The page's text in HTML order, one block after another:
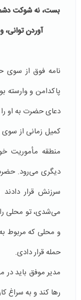
بست، نه شوكت
آوردن توانى،
نامه فوق از سوی
پاکدامن و وارسته
دعای حضرت به او
کمیل زمانی از
منطقه مأموریت
دیگری می‌رود.
سرزنش قرار
می‌شدی، تو محلی
و محلی که مربوط
حمله قرار دادی.
مدیر موفق باید در
رها کند و به سراغ